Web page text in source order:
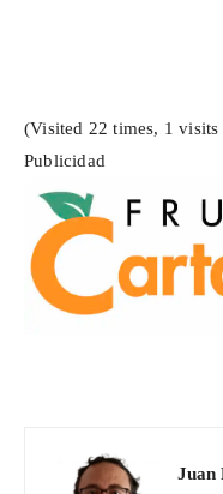
(Visited 22 times, 1 visits
Publicidad
Juan